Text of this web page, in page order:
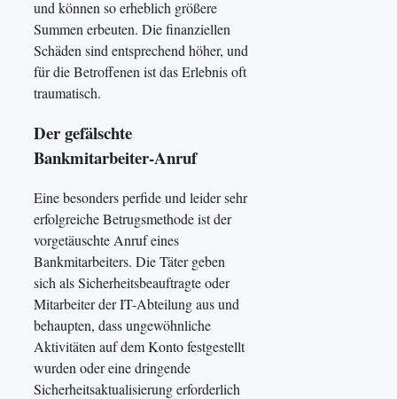
und können so erheblich größere
Summen erbeuten. Die finanziellen
Schäden sind entsprechend höher, und
für die Betroffenen ist das Erlebnis oft
traumatisch.
Der gefälschte
Bankmitarbeiter-Anruf
Eine besonders perfide und leider sehr
erfolgreiche Betrugsmethode ist der
vorgetäuschte Anruf eines
Bankmitarbeiters. Die Täter geben
sich als Sicherheitsbeauftragte oder
Mitarbeiter der IT-Abteilung aus und
behaupten, dass ungewöhnliche
Aktivitäten auf dem Konto festgestellt
wurden oder eine dringende
Sicherheitsaktualisierung erforderlich